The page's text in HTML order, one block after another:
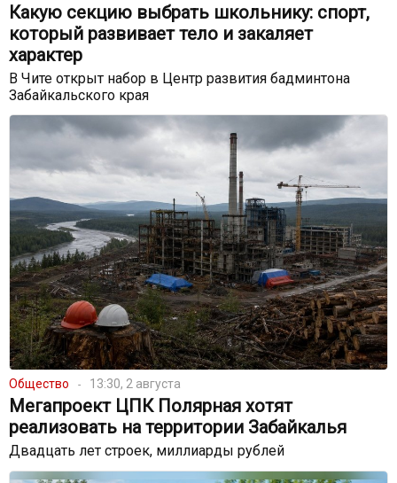
Какую секцию выбрать школьнику: спорт,
который развивает тело и закаляет
характер
В Чите открыт набор в Центр развития бадминтона
Забайкальского края
Общество 13:30, 2 августа
Мегапроект ЦПК Полярная хотят
реализовать на территории Забайкалья
Двадцать лет строек, миллиарды рублей